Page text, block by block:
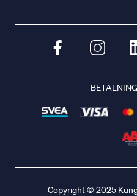
Copyright © 2025